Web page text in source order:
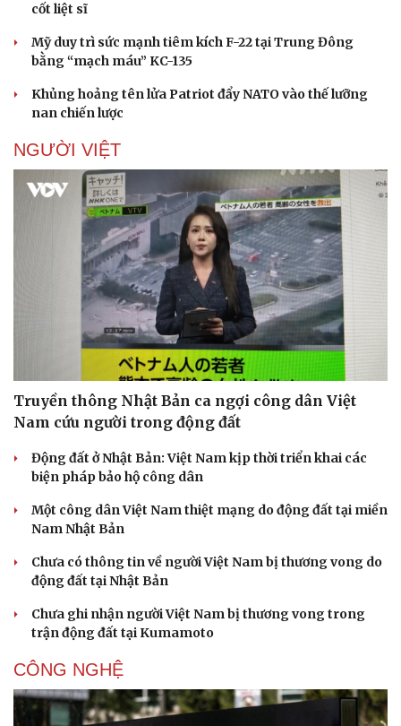
cốt liệt sĩ
Mỹ duy trì sức mạnh tiêm kích F-22 tại Trung Đông
bằng “mạch máu” KC-135
Khủng hoảng tên lửa Patriot đẩy NATO vào thế lưỡng
nan chiến lược
NGƯỜI VIỆT
Truyền thông Nhật Bản ca ngợi công dân Việt
Nam cứu người trong động đất
Động đất ở Nhật Bản: Việt Nam kịp thời triển khai các
biện pháp bảo hộ công dân
Một công dân Việt Nam thiệt mạng do động đất tại miền
Nam Nhật Bản
Chưa có thông tin về người Việt Nam bị thương vong do
động đất tại Nhật Bản
Chưa ghi nhận người Việt Nam bị thương vong trong
trận động đất tại Kumamoto
CÔNG NGHỆ